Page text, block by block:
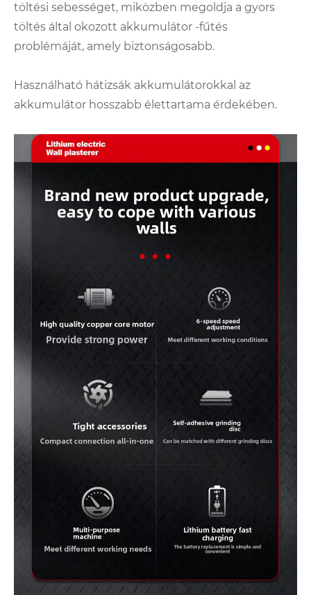
töltési sebességet, miközben megoldja a gyors
töltés által okozott akkumulátor -fűtés
problémáját, amely biztonságosabb.
Használható hátizsák akkumulátorokkal az
akkumulátor hosszabb élettartama érdekében.